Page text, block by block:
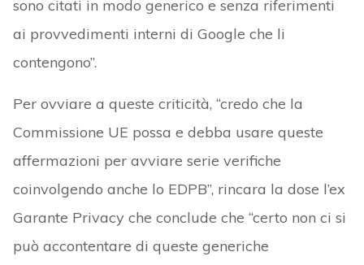
sono citati in modo generico e senza riferimenti
ai provvedimenti interni di Google che li
contengono”.
Per ovviare a queste criticità, “credo che la
Commissione UE possa e debba usare queste
affermazioni per avviare serie verifiche
coinvolgendo anche lo EDPB”, rincara la dose l’ex
Garante Privacy che conclude che “certo non ci si
può accontentare di queste generiche